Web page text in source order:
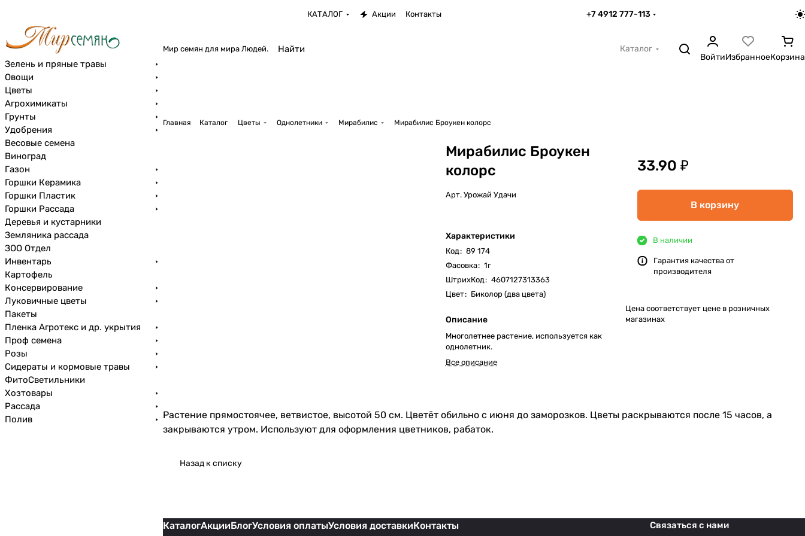
КАТАЛОГ Акции Контакты +7 4912 777-113
Мир семян для мира Людей.
Каталог
ВойтиИзбранноеКорзина
Главная Каталог Цветы Однолетники Мирабилис Мирабилис Броукен колорс
Мирабилис Броукен
колорс
Арт. Урожай Удачи
Характеристики
Код: 89 174
Фасовка: 1г
ШтрихКод: 4607127313363
Цвет: Биколор (два цвета)
Описание
Многолетнее растение, используется как
однолетник.
Все описание
33.90 ₽
В корзину
В наличии
Гарантия качества от
производителя
Цена соответствует цене в розничных
магазинах
Растение прямостоячее, ветвистое, высотой 50 см. Цветёт обильно с июня до заморозков. Цветы раскрываются после 15 часов, а
закрываются утром. Используют для оформления цветников, рабаток.
Назад к списку
КаталогАкцииБлогУсловия оплатыУсловия доставкиКонтакты Связаться с нами
Зелень и пряные травы
Овощи
Цветы
Агрохимикаты
Грунты
Удобрения
Весовые семена
Виноград
Газон
Горшки Керамика
Горшки Пластик
Горшки Рассада
Деревья и кустарники
Земляника рассада
ЗОО Отдел
Инвентарь
Картофель
Консервирование
Луковичные цветы
Пакеты
Пленка Агротекс и др. укрытия
Проф семена
Розы
Сидераты и кормовые травы
ФитоСветильники
Хозтовары
Рассада
Полив